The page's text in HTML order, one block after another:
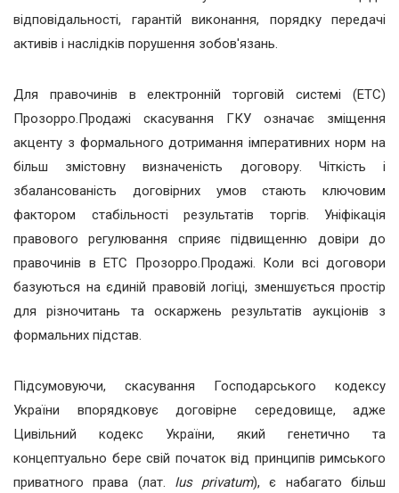
відповідальності, гарантій виконання, порядку передачі
активів і наслідків порушення зобов'язань.
Для правочинів в електронній торговій системі (ЕТС)
Прозорро.Продажі скасування ГКУ означає зміщення
акценту з формального дотримання імперативних норм на
більш змістовну визначеність договору. Чіткість і
збалансованість договірних умов стають ключовим
фактором стабільності результатів торгів. Уніфікація
правового регулювання сприяє підвищенню довіри до
правочинів в ЕТС Прозорро.Продажі. Коли всі договори
базуються на єдиній правовій логіці, зменшується простір
для різночитань та оскаржень результатів аукціонів з
формальних підстав.
Підсумовуючи, скасування Господарського кодексу
України впорядковує договірне середовище, адже
Цивільний кодекс України, який генетично та
концептуально бере свій початок від принципів римського
приватного права (лат. Ius privatum), є набагато більш